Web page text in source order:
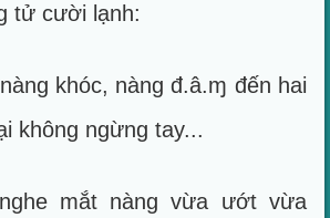
tử cười lạnh:
khóc, nàng đ.â.ɱ đến hai
không ngừng tay...
mắt nàng vừa ướt vừa